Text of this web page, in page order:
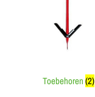
Toebehoren(2)